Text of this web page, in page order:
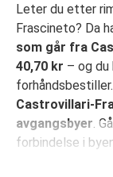
Leter du etter
Frascineto? Da
som går fra
40,70 kr – og du
forhåndsbestiller.
Castrovillari-
avgangsbyer .
forbindelse i